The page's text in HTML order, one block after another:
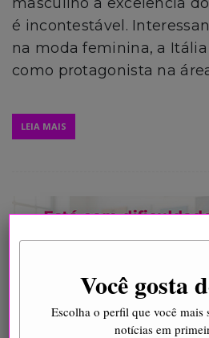
é incontestável.
na moda feminina, a
como protagonista na
LEIA MAIS
Você gosta
Escolha o perfil que você mais
notícias em